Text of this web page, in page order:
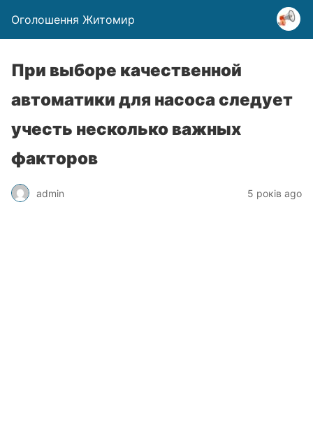
Оголошення Житомир
При выборе качественной
автоматики для насоса следует
учесть несколько важных
факторов
admin 5 років ago